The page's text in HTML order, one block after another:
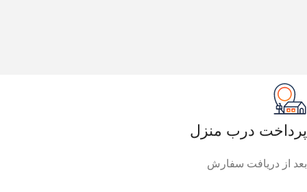
پرداخت درب منزل
بعد از دریافت سفارش